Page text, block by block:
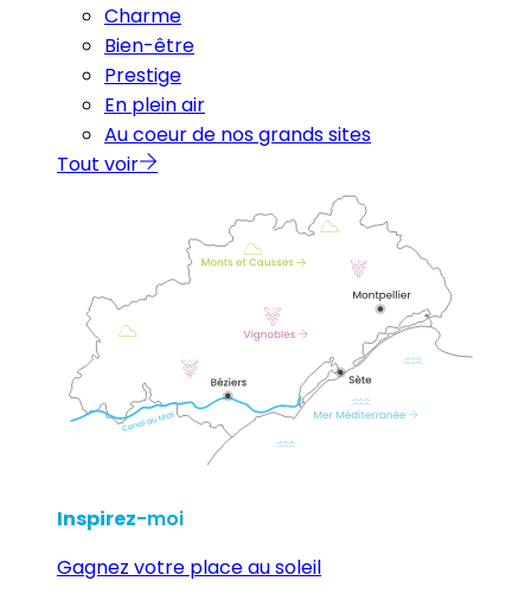
Charme
Bien-être
Prestige
En plein air
Au coeur de nos grands sites
Tout voir
Inspirez-moi
Gagnez votre place au soleil